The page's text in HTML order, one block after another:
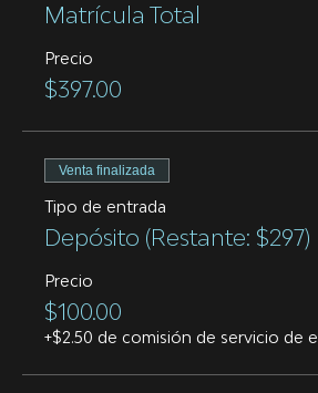
Matrícula Total
Precio
$397.00
Venta finalizada
Tipo de entrada
Depósito (Restante: $297)
Precio
$100.00
+$2.50 de comisión de servicio de